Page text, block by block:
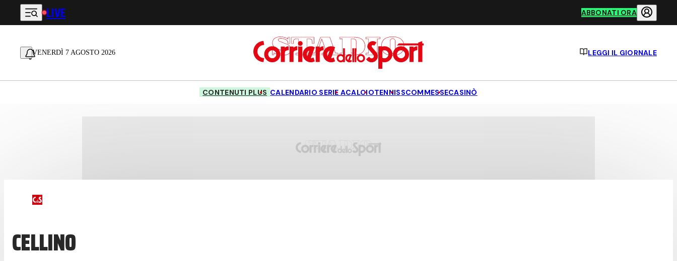
Vai al contenuto principale
LIVE ABBONATI ORA
VENERDÌ 7 AGOSTO 2026 LEGGI IL GIORNALE
CONTENUTI PLUS CALENDARIO SERIE ACALCIOTENNISSCOMMESSECASINÒ
CELLINO